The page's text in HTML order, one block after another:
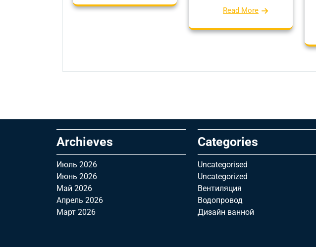
Read More
Archieves
Июль 2026
Июнь 2026
Май 2026
Апрель 2026
Март 2026
Categories
Uncategorised
Uncategorized
Вентиляция
Водопровод
Дизайн ванной